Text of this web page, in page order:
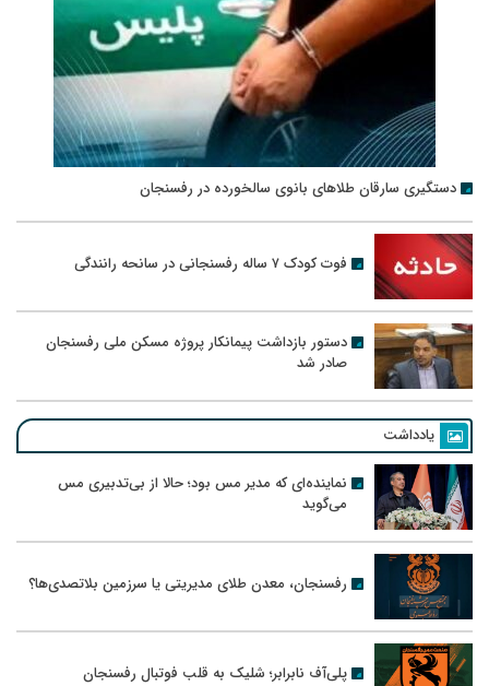
دستگیری سارقان طلاهای بانوی سالخورده در رفسنجان
فوت کودک ۷ ساله رفسنجانی در سانحه رانندگی
دستور بازداشت پیمانکار پروژه مسکن ملی رفسنجان
صادر شد
یادداشت
نماینده‌ای که مدیر مس بود؛ حالا از بی‌تدبیری مس
می‌گوید
رفسنجان، معدن طلای مدیریتی یا سرزمین بلاتصدی‌ها؟
پلی‌آف نابرابر؛ شلیک به قلب فوتبال رفسنجان